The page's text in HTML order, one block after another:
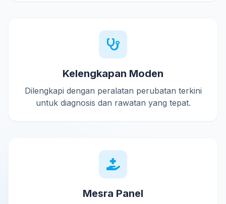
Kelengkapan Moden
Dilengkapi dengan peralatan perubatan terkini
untuk diagnosis dan rawatan yang tepat.
Mesra Panel